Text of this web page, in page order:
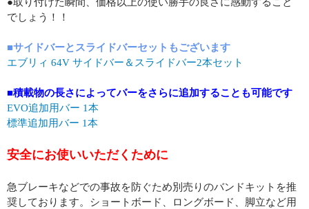
●取り付けた瞬間、価格以上の使い勝手の良さに感動すること
でしょう！！
■サイドバーとスライドバーセットもございます
エブリィ 64V サイドバー＆スライドバー2本セット
■積載物の長さによってバーをさらに追加することも可能です
EVO追加用バー 1本
標準追加用バー 1本
安全にお使いいただくために
急ブレーキなどでの事故を防ぐため別売りのバンドキットを推
奨しております。ショートボード、ロングボード、脚立など用